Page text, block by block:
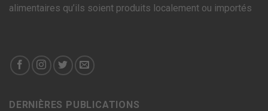
alimentaires qu’ils soient produits localement ou importés
DERNIÈRES PUBLICATIONS